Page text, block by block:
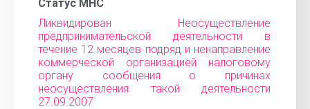
Статус МНС
Ликвидирован Неосуществление
предпринимательской деятельности в
течение 12 месяцев подряд и ненаправление
коммерческой организацией налоговому
органу сообщения о причинах
неосуществления такой деятельности
27.09.2007